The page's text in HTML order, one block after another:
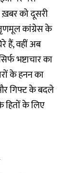
को दूसरी
कांग्रेस के
हैं, वहीं अब
भष्टाचार का
के हनन का
गिफ्ट के बदले
हितों के लिए